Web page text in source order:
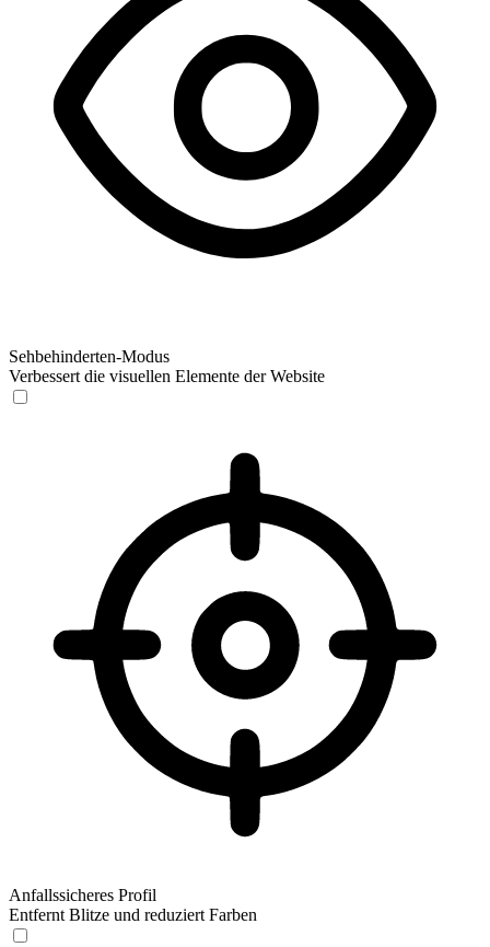
Sehbehinderten-Modus
Verbessert die visuellen Elemente der Website
Anfallssicheres Profil
Entfernt Blitze und reduziert Farben